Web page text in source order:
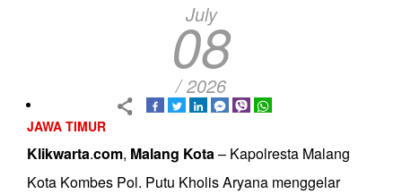
July
08
/ 2026
JAWA TIMUR
Klikwarta.com, Malang Kota– Kapolresta Malang
Kota Kombes Pol. Putu Kholis Aryana menggelar